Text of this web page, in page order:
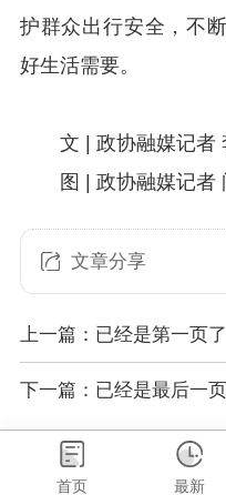
护群众出行安全，不
好生活需要。
文 | 政协融媒记
图 | 政协融媒记者
文章分享
上一篇：已经是第一页了
下一篇：已经是最后一
首页 最新